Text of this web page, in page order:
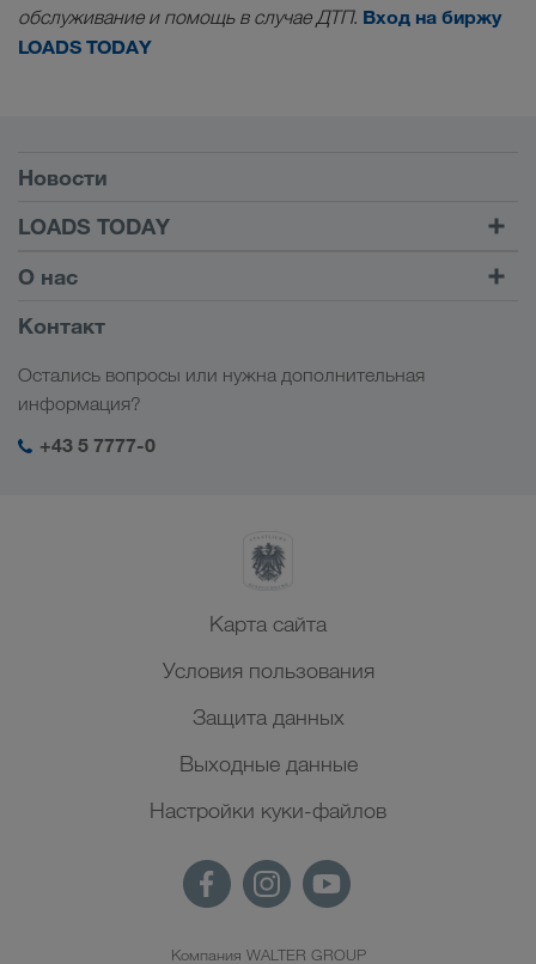
обслуживание и помощь в случае ДТП. Вход на биржу
LOADS TODAY
Новости
LOADS TODAY
Найти груз на
LOADS TODAY
Узнать больше
Войти в учетную запись
О нас
Менеджмент SHEQ
Контакт
Остались вопросы или нужна дополнительная
информация?
+43 5 7777-0
Карта сайта
Условия пользования
Защита данных
Выходные данные
Настройки куки-файлов
Компания WALTER GROUP